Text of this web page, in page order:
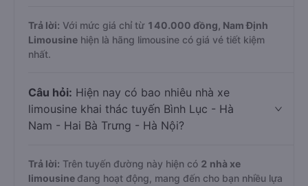
Trả lời: Với mức giá chỉ từ 140.000 đồng, Nam Định
Limousine hiện là hãng limousine có giá vé tiết kiệm
nhất.
Câu hỏi: Hiện nay có bao nhiêu nhà xe
limousine khai thác tuyến Bình Lục - Hà
Nam - Hai Bà Trưng - Hà Nội?
Trả lời: Trên tuyến đường này hiện có 2 nhà xe
limousine đang hoạt động, mang đến cho bạn nhiều lựa